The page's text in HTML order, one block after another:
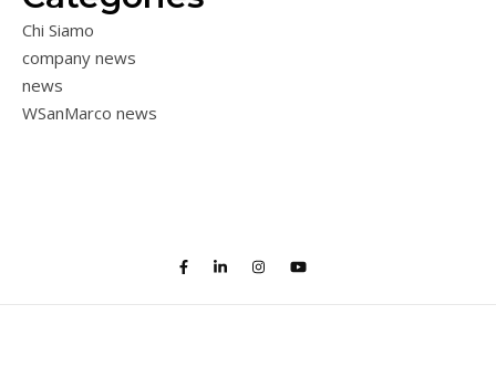
Chi Siamo
company news
news
WSanMarco news